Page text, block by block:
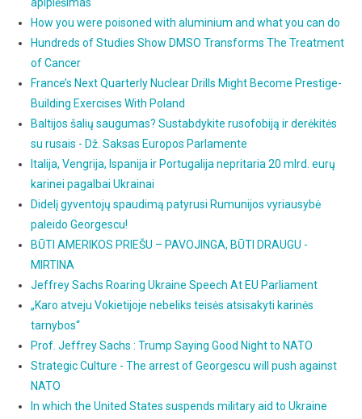
How you were poisoned with aluminium and what you can do
Hundreds of Studies Show DMSO Transforms The Treatment
of Cancer
France’s Next Quarterly Nuclear Drills Might Become Prestige-
Building Exercises With Poland
Baltijos šalių saugumas? Sustabdykite rusofobiją ir derėkitės
su rusais - Dž. Saksas Europos Parlamente
Italija, Vengrija, Ispanija ir Portugalija nepritaria 20 mlrd. eurų
karinei pagalbai Ukrainai
Didelį gyventojų spaudimą patyrusi Rumunijos vyriausybė
paleido Georgescu!
BŪTI AMERIKOS PRIEŠU – PAVOJINGA, BŪTI DRAUGU -
MIRTINA
Jeffrey Sachs Roaring Ukraine Speech At EU Parliament
„Karo atveju Vokietijoje nebeliks teisės atsisakyti karinės
tarnybos“
Prof. Jeffrey Sachs : Trump Saying Good Night to NATO
Strategic Culture - The arrest of Georgescu will push against
NATO
In which the United States suspends military aid to Ukraine